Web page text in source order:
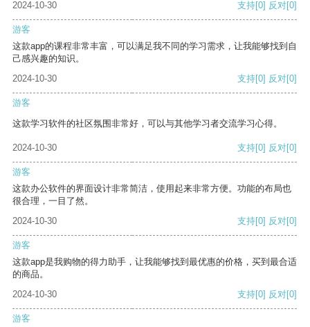
2024-10-30
支持[0] 反对[0]
游客
这款app的课程非常丰富，可以满足我不同的学习需求，让我能够找到自
己感兴趣的知识。
2024-10-30
支持[0] 反对[0]
游客
这款学习软件的社区氛围非常好，可以与其他学习者交流学习心得。
2024-10-30 支持[0] 反对[0]
游客
这款办公软件的界面设计非常简洁，使用起来非常方便。功能的布局也
很合理，一目了然。
2024-10-30
支持[0] 反对[0]
游客
这款app是我购物的得力助手，让我能够找到最优惠的价格，买到最合适
的商品。
2024-10-30
支持[0] 反对[0]
游客